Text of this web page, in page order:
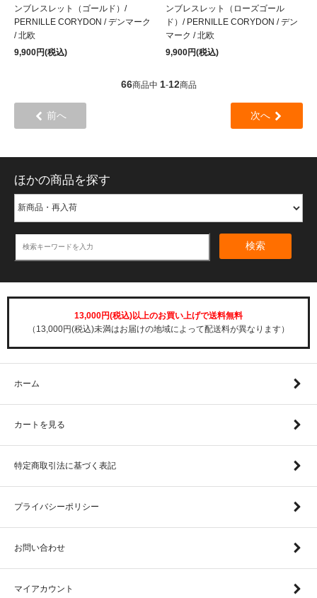
ンブレスレット（ゴールド）/
PERNILLE CORYDON / デンマーク
/ 北欧
9,900円(税込)
ンブレスレット（ローズゴール
ド）/ PERNILLE CORYDON / デン
マーク / 北欧
9,900円(税込)
66商品中 1-12商品
前へ 次へ
ほかの商品を探す
検索
13,000円(税込)以上のお買い上げで送料無料
（13,000円(税込)未満はお届けの地域によって配送料が異なります）
ホーム
カートを見る
特定商取引法に基づく表記
プライバシーポリシー
お問い合わせ
マイアカウント